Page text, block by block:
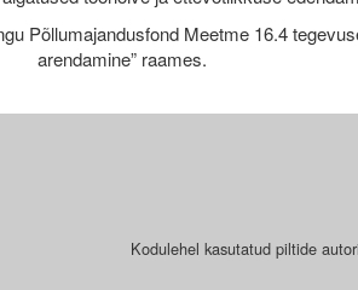
Põllumajandusfond Meetme 16.4
arendamine” raames.
Kodulehel kasutatud piltide